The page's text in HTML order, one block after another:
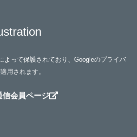
よって保護されており、Googleのプライバ
用されます。
信会員ページ